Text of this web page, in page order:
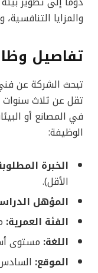
والمزايا
تفاصيل
تبحث الشركة عن
تقل عن ثلاث
في المصانع أو
الوظيفة:
الخبرة
الأقل).
المؤهل
الفئة العمرية:
اللغة: مستوى
الموقع: